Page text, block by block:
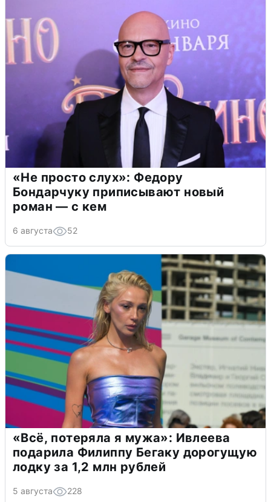
«Не просто слух»: Федору
Бондарчуку приписывают новый
роман — с кем
6 августа 52
«Всё, потеряла я мужа»: Ивлеева
подарила Филиппу Бегаку дорогущую
лодку за 1,2 млн рублей
5 августа 228